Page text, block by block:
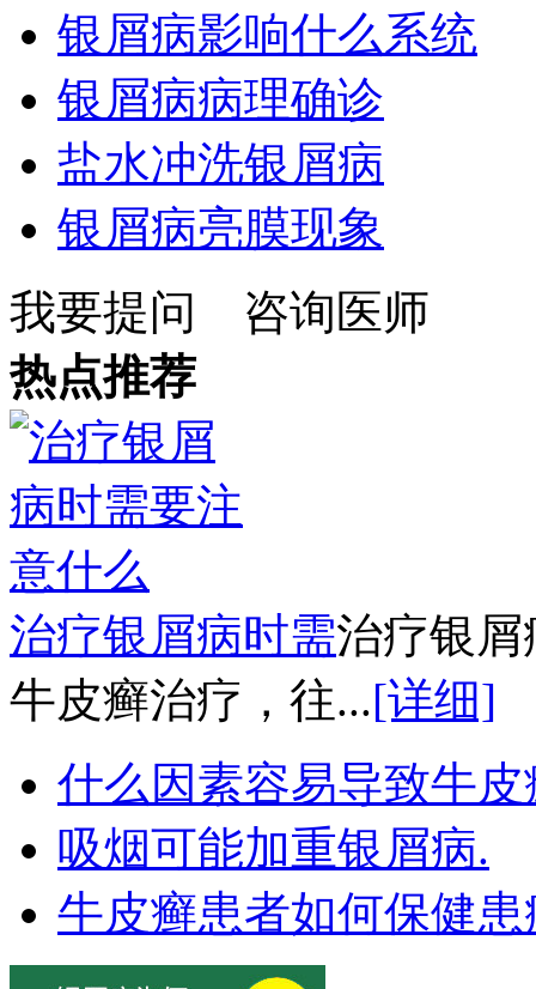
银屑病影响什么系统
银屑病病理确诊
盐水冲洗银屑病
银屑病亮膜现象
我要提问
咨询医师
热点推荐
治疗银屑病时需治疗银
牛皮癣治疗，往...[详细]
什么因素容易导致牛皮
吸烟可能加重银屑病.
牛皮癣患者如何保健